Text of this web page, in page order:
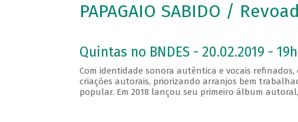
PAPAGAIO SABIDO /
Quintas no BNDES - 20.02.2019 - 19h
Com identidade sonora autêntica e vocais refinados,
criações autorais, priorizando arranjos bem
popular. Em 2018 lançou seu primeiro álbum autoral,